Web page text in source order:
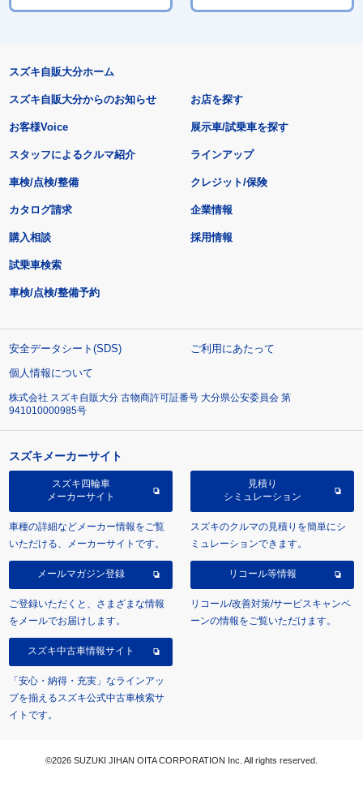
スズキ自販大分ホーム
スズキ自販大分からのお知らせ
お客様Voice
スタッフによるクルマ紹介
お店を探す
展示車/試乗車を探す
ラインアップ
車検/点検/整備 クレジット/保険
カタログ請求
購入相談
試乗車検索
車検/点検/整備予約
企業情報
採用情報
安全データシート(SDS)
ご利用にあたって
個人情報について
株式会社 スズキ自販大分 古物商許可証番号 大分県公安委員会 第
941010000985号
スズキメーカーサイト
スズキ四輪車
メーカーサイト
車種の詳細などメーカー情報をご覧
いただける、メーカーサイトです。
見積り
シミュレーション
スズキのクルマの見積りを簡単にシ
ミュレーションできます。
メールマガジン登録
ご登録いただくと、さまざまな情報
をメールでお届けします。
リコール等情報
リコール/改善対策/サービスキャンペ
ーンの情報をご覧いただけます。
スズキ中古車情報サイト
「安心・納得・充実」なラインアッ
プを揃えるスズキ公式中古車検索サ
イトです。
©2026 SUZUKI JIHAN OITA CORPORATION Inc. All rights reserved.